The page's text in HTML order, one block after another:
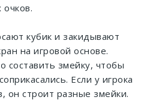
кубик и закидывают
на игровой основе.
составить змейку, чтобы
Если у игрока
он строит разные змейки.